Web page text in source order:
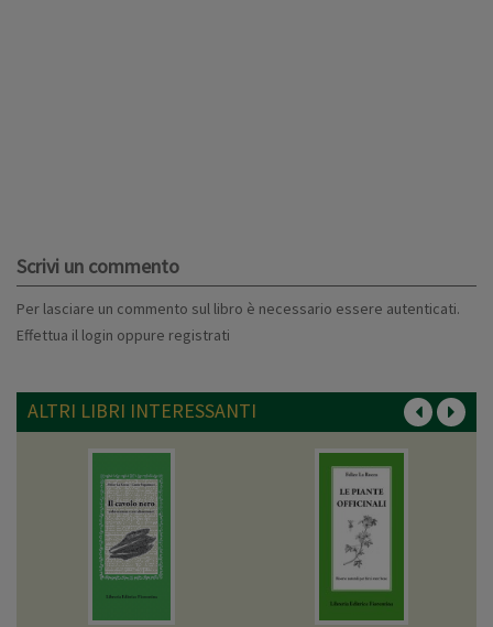
Scrivi un commento
Per lasciare un commento sul libro è necessario essere autenticati.
Effettua il login oppure registrati
ALTRI LIBRI INTERESSANTI